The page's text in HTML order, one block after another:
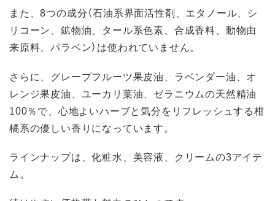
また、8つの成分（石油系界面活性剤、エタノール、シ
リコーン、鉱物油、タール系色素、合成香料、動物由
来原料、パラベン）は使われていません。
さらに、グレープフルーツ果皮油、ラベンダー油、オ
レンジ果皮油、ユーカリ葉油、ゼラニウムの天然精油
100％で、心地よいハーブと気分をリフレッシュする柑
橘系の優しい香りになっています。
ラインナップは、化粧水、美容液、クリームの3アイテ
ム。